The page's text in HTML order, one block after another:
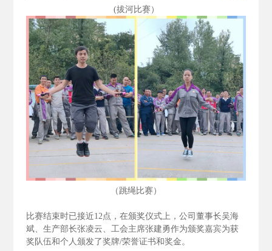
(拔河比赛）
（跳绳比赛）
比赛结束时已接近12点，在颁奖仪式上，公司董事长吴海
斌、生产部长张凌云、工会主席张建勇作为颁奖嘉宾为获
奖队伍和个人颁发了奖牌/荣誉证书和奖金。